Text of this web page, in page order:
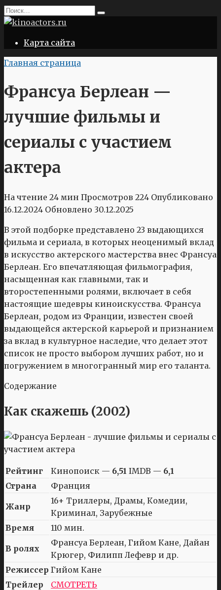
Перейти
к
Search
for:
Карта сайта
Главная страница
Франсуа Берлеан —
лучшие фильмы и
сериалы с участием
актера
На чтение 24 мин Просмотров 224 Опубликовано
16.12.2024 Обновлено 30.12.2025
В этой подборке представлено 23 выдающихся
фильма и сериала, в которых неоценимый вклад
в искусство актерского мастерства внес Франсуа
Берлеан. Его впечатляющая фильмография,
насыщенная как главными, так и
второстепенными ролями, включает в себя
настоящие шедевры киноискусства. Франсуа
Берлеан, родом из Франции, известен своей
выдающейся актерской карьерой и признанием
за вклад в культурное наследие, что делает этот
список не просто выбором лучших работ, но и
погружением в многогранный мир его таланта.
Содержание
Как скажешь (2002)
Рейтинг Кинопоиск — 6,51 IMDB — 6,1
Страна
Франция
Жанр
16+ Триллеры, Драмы, Комедии,
Криминал, Зарубежные
Время
110 мин.
В ролях
Франсуа Берлеан, Гийом Кане, Дайан
Крюгер, Филипп Лефевр и др.
Режиссер Гийом Кане
Трейлер
СМОТРЕТЬ